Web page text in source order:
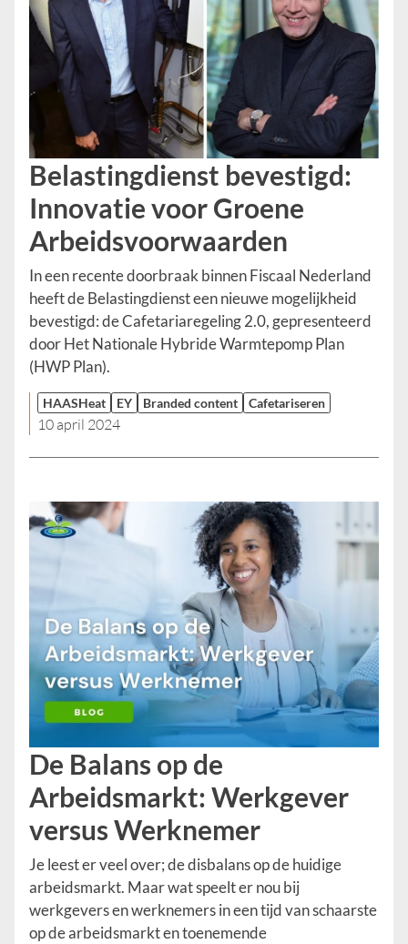
Belastingdienst bevestigd:
Innovatie voor Groene
Arbeidsvoorwaarden
In een recente doorbraak binnen Fiscaal Nederland
heeft de Belastingdienst een nieuwe mogelijkheid
bevestigd: de Cafetariaregeling 2.0, gepresenteerd
door Het Nationale Hybride Warmtepomp Plan
(HWP Plan).
HAASHeat EY Branded content Cafetariseren
10 april 2024
De Balans op de
Arbeidsmarkt: Werkgever
versus Werknemer
Je leest er veel over; de disbalans op de huidige
arbeidsmarkt. Maar wat speelt er nou bij
werkgevers en werknemers in een tijd van schaarste
op de arbeidsmarkt en toenemende